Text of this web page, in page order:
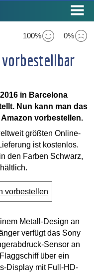
100% 0%
vorbestellbar
in Barcelona
Nun kann man das
vorbestellen.
größten Online-
ist kostenlos.
den Farben Schwarz,
vorbestellen
Metall-Design an
verfügt das Sony
Sensor an
über ein
Display mit Full-HD-